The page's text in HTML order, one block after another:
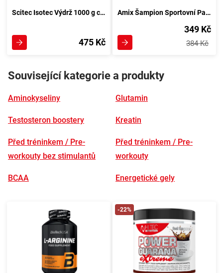
Scitec Isotec Výdrž 1000 g citrónový
475 Kč
Amix Šampion Sportovní Palivo 1000 ml ananasový šťáva
349 Kč
384 Kč
Související kategorie a produkty
Aminokyseliny
Testosteron boostery
Před tréninkem / Pre-
workouty bez stimulantů
BCAA
Glutamin
Kreatin
Před tréninkem / Pre-
workouty
Energetické gely
-22%